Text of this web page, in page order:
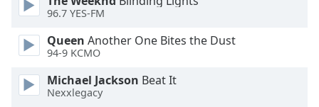
Edge
96.7 YES-FM
Queen Another One Bites the Dust
94-9 KCMO
Michael Jackson Beat It
Nexxlegacy